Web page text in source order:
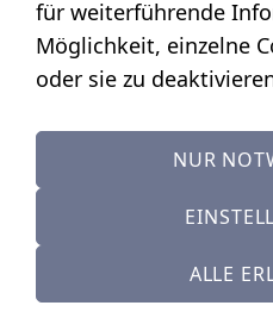
STANDORT:
Calendariaweg 1
(nur auf Terminvereinbarung)
für weiterführende
Möglichkeit, einzelne
oder sie zu
NUR
ALLE